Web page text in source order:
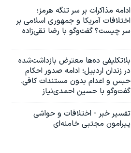
ادامه مذاکرات بر سر تنگه هرمز؛
اختلافات آمریکا و جمهوری اسلامی بر
سر چیست؟ گفت‌وگو با رضا تقی‌زاده
بلاتکلیفی ده‌ها معترض بازداشت‌شده
در زندان اردبیل؛ ادامه صدور احکام
حبس و اعدام بدون مستندات کافی.
گفت‌وگو با حسین احمدی‌نیاز
تفسیر خبر - اختلافات و حواشی
پیرامون مجتبی خامنه‌ای